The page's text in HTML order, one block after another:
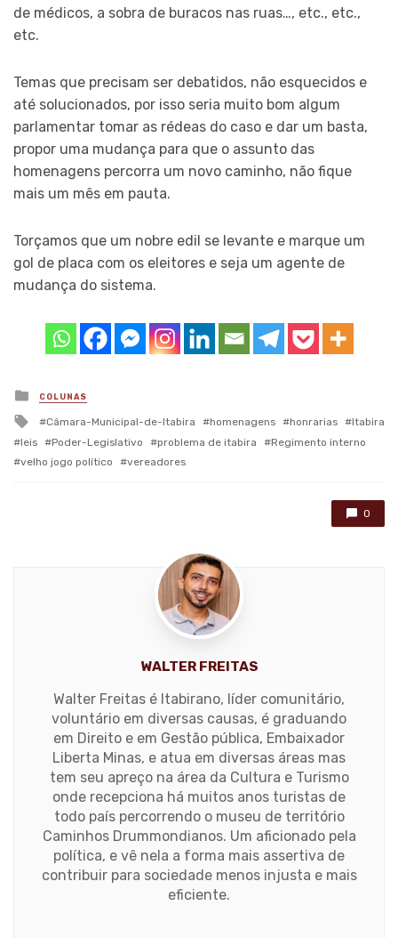
de médicos, a sobra de buracos nas ruas…, etc., etc.,
etc.
Temas que precisam ser debatidos, não esquecidos e
até solucionados, por isso seria muito bom algum
parlamentar tomar as rédeas do caso e dar um basta,
propor uma mudança para que o assunto das
homenagens percorra um novo caminho, não fique
mais um mês em pauta.
Torçamos que um nobre edil se levante e marque um
gol de placa com os eleitores e seja um agente de
mudança do sistema.
Posted
in
COLUNAS
Tagged
with
Câmara-Municipal-de-Itabira homenagens honrarias
Itabira
leis
Poder-Legislativo problema de itabira
Regimento interno
velho jogo político
vereadores
0
WALTER FREITAS
Walter Freitas é Itabirano, líder comunitário,
voluntário em diversas causas, é graduando
em Direito e em Gestão pública, Embaixador
Liberta Minas, e atua em diversas áreas mas
tem seu apreço na área da Cultura e Turismo
onde recepciona há muitos anos turistas de
todo país percorrendo o museu de território
Caminhos Drummondianos. Um aficionado pela
política, e vê nela a forma mais assertiva de
contribuir para sociedade menos injusta e mais
eficiente.